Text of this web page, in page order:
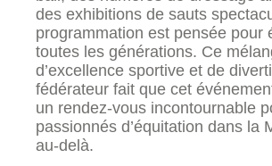
des exhibitions de sauts
programmation est pensée pour
toutes les générations. Ce
d’excellence sportive et de
fédérateur fait que cet
un rendez-vous incontournable
passionnés d’équitation dans la
au-delà.